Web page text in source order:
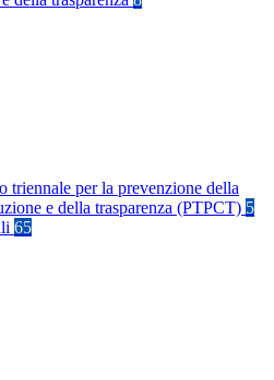
triennale per la prevenzione della
e della trasparenza (PTPCT) 5
65